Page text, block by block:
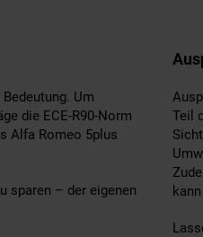
Um
die ECE-R90-Norm
Alfa Romeo 5plus
sparen – der eigenen
Teil